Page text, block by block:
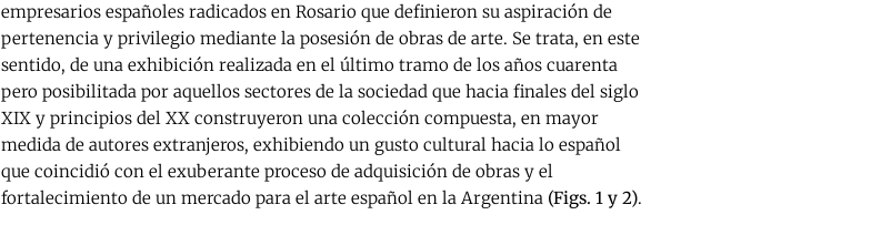
empresarios españoles radicados en Rosario que definieron su aspiración de
pertenencia y privilegio mediante la posesión de obras de arte. Se trata, en este
sentido, de una exhibición realizada en el último tramo de los años cuarenta
pero posibilitada por aquellos sectores de la sociedad que hacia finales del siglo
XIX y principios del XX construyeron una colección compuesta, en mayor
medida de autores extranjeros, exhibiendo un gusto cultural hacia lo español
que coincidió con el exuberante proceso de adquisición de obras y el
fortalecimiento de un mercado para el arte español en la Argentina (Figs. 1 y 2).